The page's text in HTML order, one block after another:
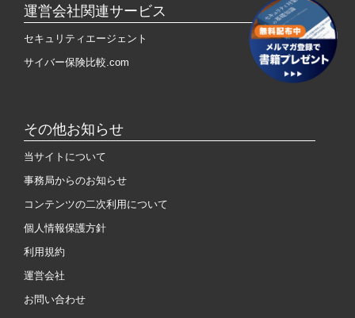
運営会社関連サービス
セキュリティエージェント
サイバー保険比較.com
その他お知らせ
当サイトについて
事務局からのお知らせ
コンテンツの二次利用について
個人情報保護方針
利用規約
運営会社
お問い合わせ